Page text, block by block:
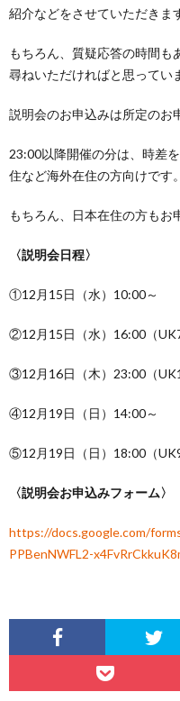
紹介などをさせていただきま
もちろん、質疑応答の時間も
尋ねいただければと思ってい
説明会のお申込みは所定のお
23:00以降開催の分は、時差
住など海外在住の方向けです。
もちろん、日本在住の方もお
〈説明会日程〉
①12月15日（水）10:00～
②12月15日（水）16:00（
③12月16日（木）23:00（
④12月19日（日）14:00～
⑤12月19日（日）18:00（
〈説明会お申込みフォーム〉
https://docs.google.com/
PPBenNWFL2-